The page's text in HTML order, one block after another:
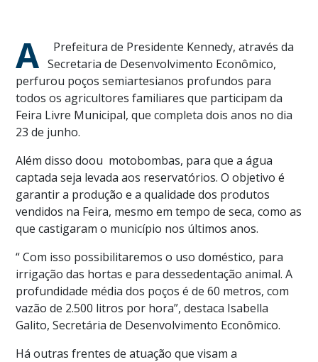
A
Prefeitura de Presidente Kennedy, através da
Secretaria de Desenvolvimento Econômico,
perfurou poços semiartesianos profundos para
todos os agricultores familiares que participam da
Feira Livre Municipal, que completa dois anos no dia
23 de junho.
Além disso doou motobombas, para que a água
captada seja levada aos reservatórios. O objetivo é
garantir a produção e a qualidade dos produtos
vendidos na Feira, mesmo em tempo de seca, como as
que castigaram o município nos últimos anos.
“ Com isso possibilitaremos o uso doméstico, para
irrigação das hortas e para dessedentação animal. A
profundidade média dos poços é de 60 metros, com
vazão de 2.500 litros por hora”, destaca Isabella
Galito, Secretária de Desenvolvimento Econômico.
Há outras frentes de atuação que visam a